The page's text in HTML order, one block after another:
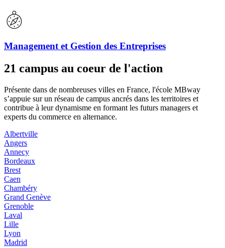
Management et Gestion des Entreprises
21 campus au coeur de l'action
Présente dans de nombreuses villes en France, l'école MBway
s’appuie sur un réseau de campus ancrés dans les territoires et
contribue à leur dynamisme en formant les futurs managers et
experts du commerce en alternance.
Albertville
Angers
Annecy
Bordeaux
Brest
Caen
Chambéry
Grand Genève
Grenoble
Laval
Lille
Lyon
Madrid